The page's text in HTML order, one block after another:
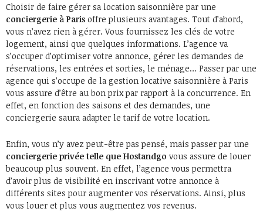
Choisir de faire gérer sa location saisonnière par une
conciergerie à Paris offre plusieurs avantages. Tout d’abord,
vous n’avez rien à gérer. Vous fournissez les clés de votre
logement, ainsi que quelques informations. L’agence va
s’occuper d’optimiser votre annonce, gérer les demandes de
réservations, les entrées et sorties, le ménage… Passer par une
agence qui s’occupe de la gestion locative saisonnière à Paris
vous assure d’être au bon prix par rapport à la concurrence. En
effet, en fonction des saisons et des demandes, une
conciergerie saura adapter le tarif de votre location.
Enfin, vous n’y avez peut-être pas pensé, mais passer par une
conciergerie privée telle que Hostandgo vous assure de louer
beaucoup plus souvent. En effet, l’agence vous permettra
d’avoir plus de visibilité en inscrivant votre annonce à
différents sites pour augmenter vos réservations. Ainsi, plus
vous louer et plus vous augmentez vos revenus.